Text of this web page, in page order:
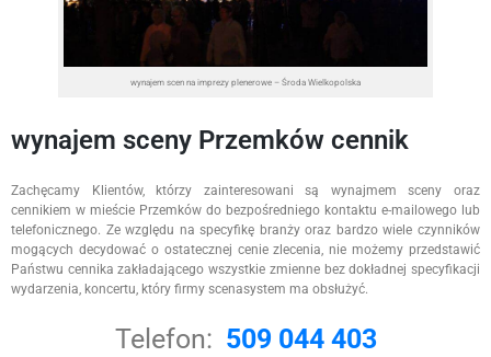
wynajem scen na imprezy plenerowe – Środa Wielkopolska
wynajem sceny Przemków cennik
Zachęcamy Klientów, którzy zainteresowani są wynajmem sceny oraz
cennikiem w mieście Przemków do bezpośredniego kontaktu e-mailowego lub
telefonicznego. Ze względu na specyfikę branży oraz bardzo wiele czynników
mogących decydować o ostatecznej cenie zlecenia, nie możemy przedstawić
Państwu cennika zakładającego wszystkie zmienne bez dokładnej specyfikacji
wydarzenia, koncertu, który firmy scenasystem ma obsłużyć.
Telefon: 509 044 403